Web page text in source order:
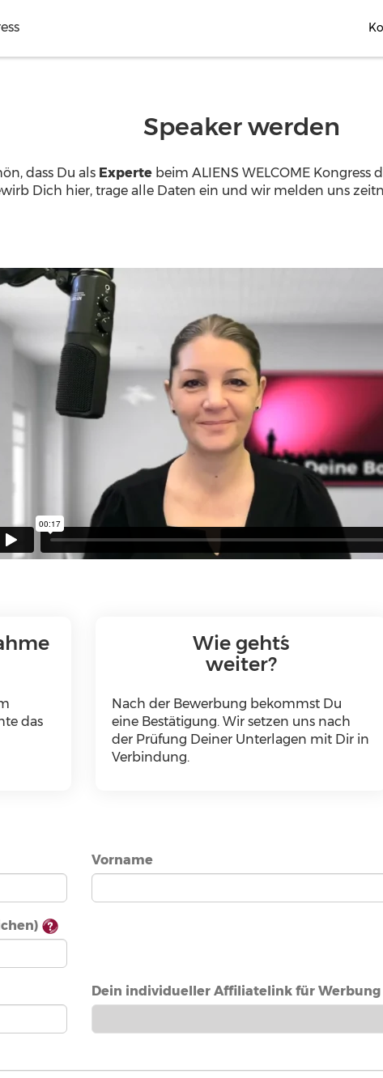
Speaker werden
dass Du als Expertebeim ALIENS WELCOME Kongress
Dich hier, trage alle Daten ein und wir melden uns
das
Wie geht´s
weiter?
Nach der Bewerbung bekommst Du
eine Bestätigung. Wir setzen uns nach
der Prüfung Deiner Unterlagen mit Dir in
Verbindung.
Vorname
Dein individueller Affiliatelink für Werbung